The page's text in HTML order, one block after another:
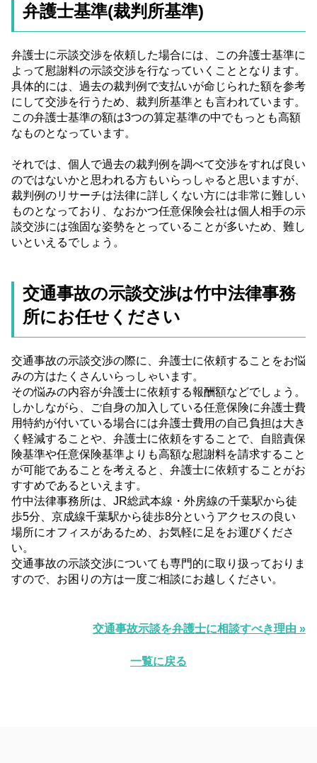
弁護士基準(裁判所基準)
弁護士に示談交渉を依頼した場合には、この弁護士基準に
よって慰謝料の示談交渉を行なっていくこととなります。
具体的には、過去の裁判例で支払いが命じられた額を参考
にして交渉を行うため、裁判所基準とも言われています。
この弁護士基準の額は3つの算定基準の中でもっとも高額
なものとなっています。
それでは、個人で過去の裁判例を調べて交渉をすれば良い
のではないかと思われる方もいらっしゃると思いますが、
裁判例のリサーチは法律に詳しくない方には非常に難しい
ものとなっており、なおかつ任意保険会社は個人相手の示
談交渉には強固な姿勢をとっていることが多いため、難し
いといえるでしょう。
交通事故の示談交渉は竹中法律事務
所にお任せください
交通事故の示談交渉の際に、弁護士に依頼することをお悩
みの方はたくさんいらっしゃいます。
その悩みの内容が弁護士に依頼する報酬額などでしょう。
しかしながら、ご自身の加入している任意保険に弁護士費
用特約が付いている場合には弁護士費用の自己負担は大き
く軽減することや、弁護士に依頼をすることで、自賠責保
険基準や任意保険基準よりも高額な慰謝料を請求すること
が可能であることを考えると、弁護士に依頼することがお
すすめであるといえます。
竹中法律事務所は、JR総武本線・外房線の千葉駅から徒
歩5分、京成線千葉駅から徒歩8分というアクセスの良い
場所にオフィスがあるため、お気軽に足をお運びくださ
い。
交通事故の示談交渉についても専門的に取り扱っておりま
すので、お困りの方は一度ご相談にお越しください。
交通事故示談を弁護士に相談すべき理由 »
一覧に戻る